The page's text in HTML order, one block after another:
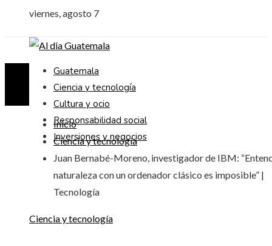
viernes, agosto 7
Guatemala
Ciencia y tecnología
Cultura y ocio
Responsabilidad social
Inversiones y negocios
Inicio
Ciencia y tecnología
Juan Bernabé-Moreno, investigador de IBM:
naturaleza con un ordenador clásico es imposible” |
Tecnología
Ciencia y tecnología